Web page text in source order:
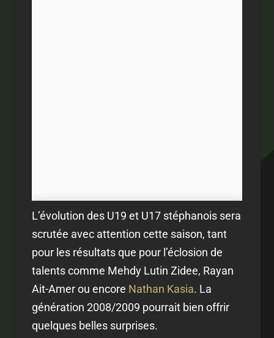
L’évolution des U19 et U17 stéphanois sera
scrutée avec attention cette saison, tant
pour les résultats que pour l’éclosion de
talents comme Mehdy Lutin Zidee, Rayan
Ait-Amer ou encore Nathan Kasia. La
génération 2008/2009 pourrait bien offrir
quelques belles surprises.